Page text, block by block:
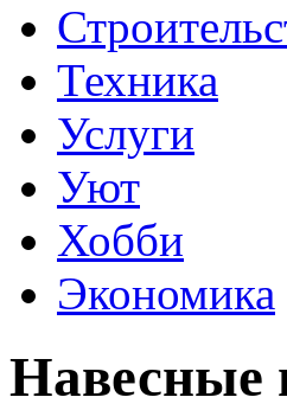
Техника
Услуги
Уют
Хобби
Экономика
Навесные